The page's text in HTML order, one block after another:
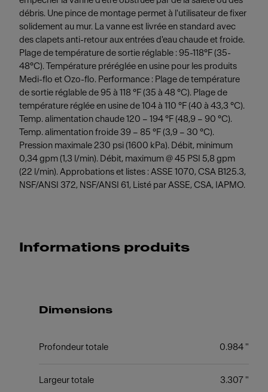
débris. Une pince de montage permet à l'utilisateur de fixer
solidement au mur. La vanne est livrée en standard avec
des clapets anti-retour aux entrées d'eau chaude et froide.
Plage de température de sortie réglable : 95-118°F (35-
48°C). Température préréglée en usine pour les produits
Medi-flo et Ozo-flo. Performance : Plage de température
de sortie réglable de 95 à 118 °F (35 à 48 °C). Plage de
température réglée en usine de 104 à 110 °F (40 à 43,3 °C).
Temp. alimentation chaude 120 – 194 °F (48,9 – 90 °C).
Temp. alimentation froide 39 – 85 °F (3,9 – 30 °C).
Pression maximale 230 psi (1600 kPa). Débit, minimum
0,34 gpm (1,3 l/min). Débit, maximum @ 45 PSI 5,8 gpm
(22 l/min). Approbations et listes : ASSE 1070, CSA B125.3,
NSF/ANSI 372, NSF/ANSI 61, Listé par ASSE, CSA, IAPMO.
Informations produits
Dimensions
Profondeur totale 0.984 "
Largeur totale 3.307 "